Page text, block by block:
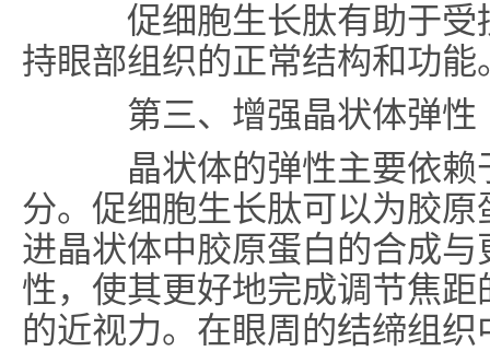
促细胞生长肽有助于受
持眼部组织的正常结构和功能
第三、 增强晶状体弹性
晶状体的弹性主要依赖
分。促细胞生长肽可以为胶
进晶状体中胶原蛋白的合成
性，使其更好地完成调节焦
的近视力。在眼周的结缔组